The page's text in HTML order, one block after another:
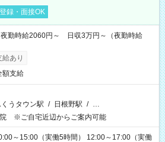
録・面接OK
勤時給2060円～ 日収3万円～（夜勤時給
あり
額支給
くうタウン駅 / 日根野駅 / …
※ご自宅近辺からご案内可能
～15:00（実働5時間） 12:00～17:00（実働